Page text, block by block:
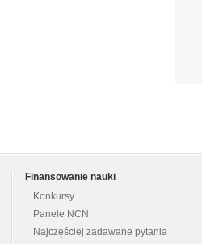
Finansowanie nauki
Konkursy
Panele NCN
Najczęściej zadawane pytania